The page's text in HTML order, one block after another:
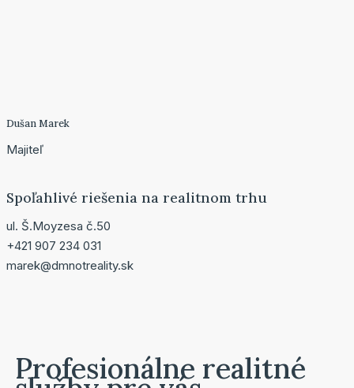
Dušan Marek
Majiteľ
Spoľahlivé riešenia na realitnom trhu
ul. Š.Moyzesa č.50
+421 907 234 031
marek@dmnotreality.sk
Profesionálne realitné